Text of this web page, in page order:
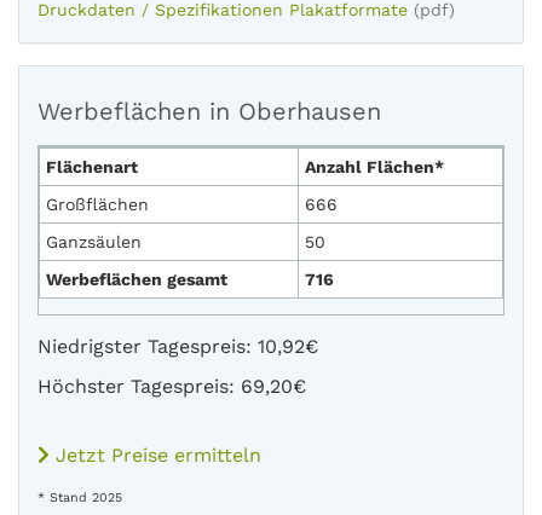
Druckdaten / Spezifikationen Plakatformate (pdf)
Werbeflächen in Oberhausen
Flächenart
Anzahl Flächen*
Großflächen
666
Ganzsäulen
50
Werbeflächen gesamt
716
Niedrigster Tagespreis: 10,92€
Höchster Tagespreis: 69,20€
Jetzt Preise ermitteln
* Stand 2025